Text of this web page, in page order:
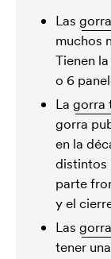
Las
muchos
Tienen
o 6
La gorra
gorra
en la
distintos
parte
y el
Las
tener